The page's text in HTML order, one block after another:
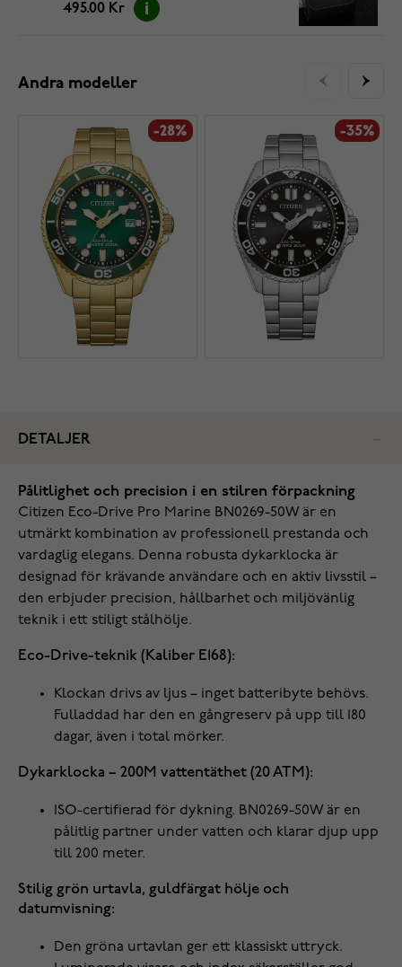
495.00 Kr
Andra modeller
-28% -35%
DETALJER
Pålitlighet och precision i en stilren förpackning
Citizen Eco-Drive Pro Marine BN0269-50W är en
utmärkt kombination av professionell prestanda och
vardaglig elegans. Denna robusta dykarklocka är
designad för krävande användare och en aktiv livsstil –
den erbjuder precision, hållbarhet och miljövänlig
teknik i ett stiligt stålhölje.
Eco-Drive-teknik (Kaliber E168):
Klockan drivs av ljus – inget batteribyte behövs.
Fulladdad har den en gångreserv på upp till 180
dagar, även i total mörker.
Dykarklocka – 200M vattentäthet (20 ATM):
ISO-certifierad för dykning. BN0269-50W är en
pålitlig partner under vatten och klarar djup upp
till 200 meter.
Stilig grön urtavla, guldfärgat hölje och
datumvisning:
Den gröna urtavlan ger ett klassiskt uttryck.